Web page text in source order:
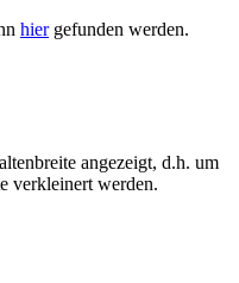
hiergefunden werden.
angezeigt, d.h. um
verkleinert werden.